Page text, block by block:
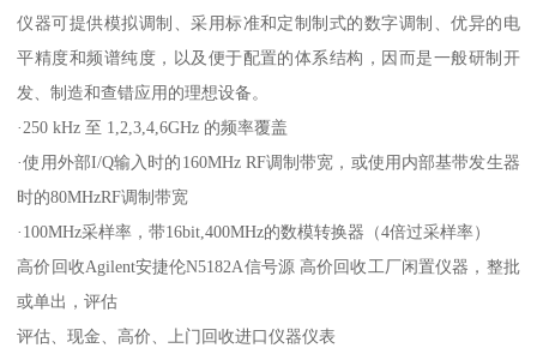
仪器可提供模拟调制、采用标准和定制制式的数字调制、优异的电
平精度和频谱纯度，以及便于配置的体系结构，因而是一般研制开
发、制造和查错应用的理想设备。
·250 kHz 至 1,2,3,4,6GHz 的频率覆盖
·使用外部I/Q输入时的160MHz RF调制带宽，或使用内部基带发生器
时的80MHzRF调制带宽
·100MHz采样率，带16bit,400MHz的数模转换器（4倍过采样率）
高价回收Agilent安捷伦N5182A信号源 高价回收工厂闲置仪器，整批
或单出，评估
评估、现金、高价、上门回收进口仪器仪表